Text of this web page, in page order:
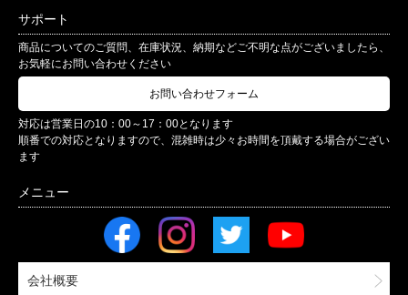
サポート
商品についてのご質問、在庫状況、納期などご不明な点がございましたら、
お気軽にお問い合わせください
お問い合わせフォーム
対応は営業日の10：00～17：00となります
順番での対応となりますので、混雑時は少々お時間を頂戴する場合がござい
ます
会社概要